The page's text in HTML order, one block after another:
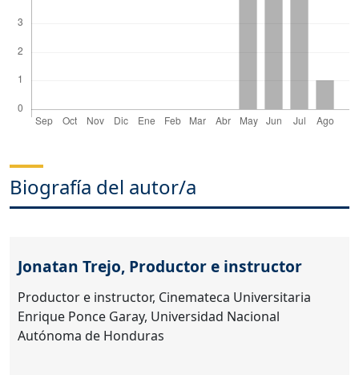
Biografía del autor/a
Jonatan Trejo, Productor e instructor
Productor e instructor, Cinemateca Universitaria
Enrique Ponce Garay, Universidad Nacional
Autónoma de Honduras